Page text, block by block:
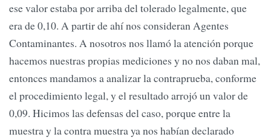
ese valor estaba por arriba del tolerado legalmente, que
era de 0,10. A partir de ahí nos consideran Agentes
Contaminantes. A nosotros nos llamó la atención porque
hacemos nuestras propias mediciones y no nos daban mal,
entonces mandamos a analizar la contraprueba, conforme
el procedimiento legal, y el resultado arrojó un valor de
0,09. Hicimos las defensas del caso, porque entre la
muestra y la contra muestra ya nos habían declarado